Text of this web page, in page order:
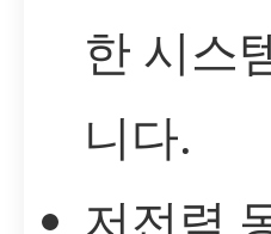
한 시스
니다.
저전력